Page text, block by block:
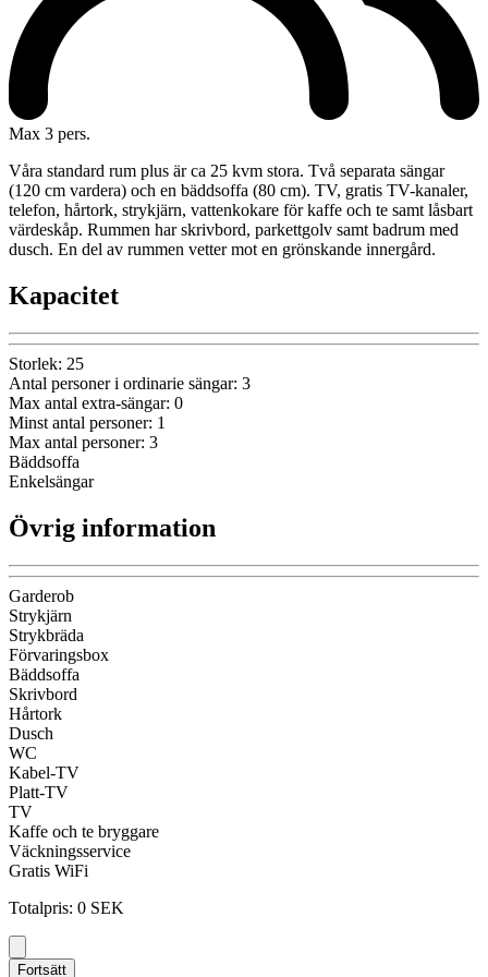
Max 3 pers.
Våra standard rum plus är ca 25 kvm stora. Två separata sängar
(120 cm vardera) och en bäddsoffa (80 cm). TV, gratis TV-kanaler,
telefon, hårtork, strykjärn, vattenkokare för kaffe och te samt låsbart
värdeskåp. Rummen har skrivbord, parkettgolv samt badrum med
dusch. En del av rummen vetter mot en grönskande innergård.
Kapacitet
Storlek: 25
Antal personer i ordinarie sängar: 3
Max antal extra-sängar: 0
Minst antal personer: 1
Max antal personer: 3
Bäddsoffa
Enkelsängar
Övrig information
Garderob
Strykjärn
Strykbräda
Förvaringsbox
Bäddsoffa
Skrivbord
Hårtork
Dusch
WC
Kabel-TV
Platt-TV
TV
Kaffe och te bryggare
Väckningsservice
Gratis WiFi
Totalpris: 0 SEK
Fortsätt